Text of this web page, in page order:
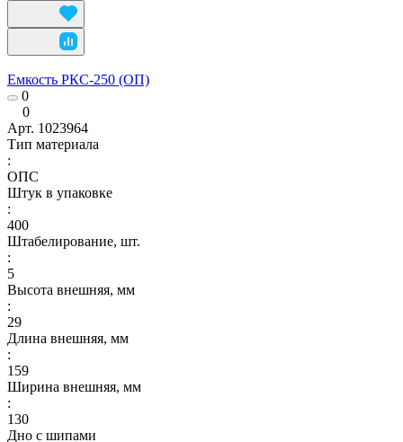
Емкость РКС-250 (ОП)
0
0
Арт. 1023964
Тип материала
:
ОПС
Штук в упаковке
:
400
Штабелирование, шт.
:
5
Высота внешняя, мм
:
29
Длина внешняя, мм
:
159
Ширина внешняя, мм
:
130
Дно с шипами